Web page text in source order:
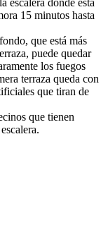
escalera donde está
15 minutos hasta
que está más
puede quedar
los fuegos
terraza queda con
que tiran de
que tienen